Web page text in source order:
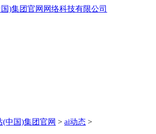
(中国)集团官网 > ai动态 >